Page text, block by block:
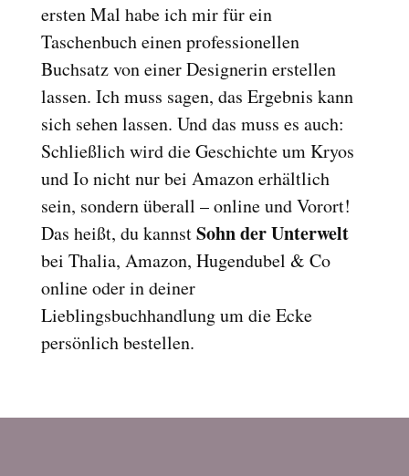
ersten Mal habe ich mir für ein
Taschenbuch einen professionellen
Buchsatz von einer Designerin erstellen
lassen. Ich muss sagen, das Ergebnis kann
sich sehen lassen. Und das muss es auch:
Schließlich wird die Geschichte um Kryos
und Io nicht nur bei Amazon erhältlich
sein, sondern überall – online und Vorort!
Das heißt, du kannstSohn der Unterwelt
bei Thalia, Amazon, Hugendubel & Co
online oder in deiner
Lieblingsbuchhandlung um die Ecke
persönlich bestellen.
format_underlined Links unterstreichen
font_download Links markieren
all
options